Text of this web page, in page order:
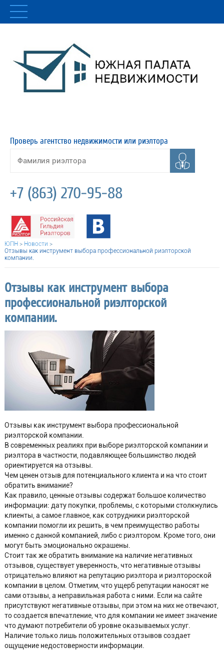
Проверь агентство недвижимости или риэлтора
+7 (863) 270-95-88
ЮПН > Новости >
Отзывы как инструмент выбора профессиональной риэлторской
компании.
Отзывы как инструмент выбора
профессиональной риэлторской
компании.
Отзывы как инструмент выбора профессиональной
риэлторской компании.
В современных реалиях при выборе риэлторской компании и
риэлтора в частности, подавляющее большинство людей
ориентируется на отзывы.
Чем ценен отзыв для потенциального клиента и на что стоит
обратить внимание?
Как правило, ценные отзывы содержат большое количество
информации: дату покупки, проблемы, с которыми столкнулись
клиенты, а самое главное, как сотрудники риэлторской
компании помогли их решить, в чем преимущество работы
именно с данной компанией, либо с риэлтором. Кроме того, они
могут быть эмоционально окрашены.
Стоит так же обратить внимание на наличие негативных
отзывов, существует уверенность, что негативные отзывы
отрицательно влияют на репутацию риэлтора и риэлтороской
компании в целом. Отметим, что ущерб репутации наносят не
сами отзывы, а неправильная работа с ними. Если на сайте
присутствуют негативные отзывы, при этом на них не отвечают,
то создается впечатление, что для компании не имеет значение
что думают потребители об уровне оказываемых услуг.
Наличие только лишь положительных отзывов создает
ощущение недостоверности информации.